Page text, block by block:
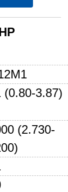
(0.80-3.87)
(2.730-